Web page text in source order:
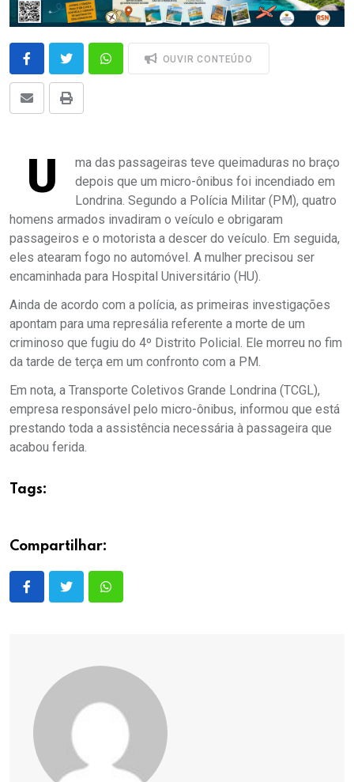
OUVIR CONTEÚDO
U
ma das passageiras teve queimaduras no braço
depois que um micro-ônibus foi incendiado em
Londrina. Segundo a Polícia Militar (PM), quatro
homens armados invadiram o veículo e obrigaram
passageiros e o motorista a descer do veículo. Em seguida,
eles atearam fogo no automóvel. A mulher precisou ser
encaminhada para Hospital Universitário (HU).
Ainda de acordo com a polícia, as primeiras investigações
apontam para uma represália referente a morte de um
criminoso que fugiu do 4º Distrito Policial. Ele morreu no fim
da tarde de terça em um confronto com a PM.
Em nota, a Transporte Coletivos Grande Londrina (TCGL),
empresa responsável pelo micro-ônibus, informou que está
prestando toda a assistência necessária à passageira que
acabou ferida.
Tags:
Compartilhar: